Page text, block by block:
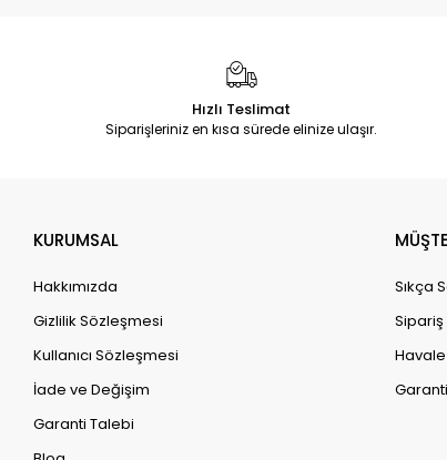
Hızlı Teslimat
Siparişleriniz en kısa sürede elinize ulaşır.
KURUMSAL
Hakkımızda
Gizlilik Sözleşmesi
Kullanıcı Sözleşmesi
İade ve Değişim
Garanti Talebi
Sıkça
Sipariş